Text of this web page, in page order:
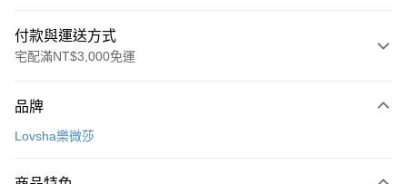
付款與運送方式
宅配滿NT$3,000免運
信用卡一次付款
3 期 0 利率 每期
品牌
Lovsha樂微莎